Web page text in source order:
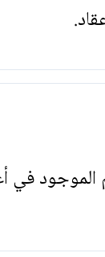
الموجود